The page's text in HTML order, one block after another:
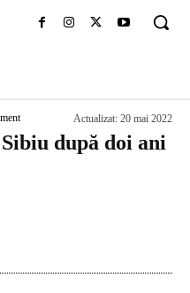
Actualizat: 20 mai 2022
după doi ani